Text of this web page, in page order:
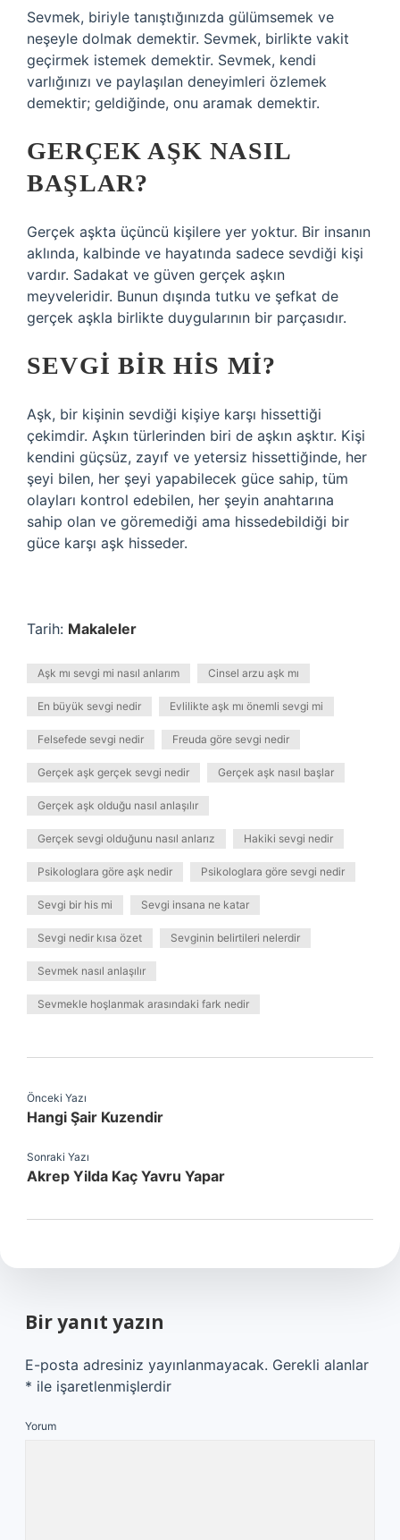
Sevmek, biriyle tanıştığınızda gülümsemek ve
neşeyle dolmak demektir. Sevmek, birlikte vakit
geçirmek istemek demektir. Sevmek, kendi
varlığınızı ve paylaşılan deneyimleri özlemek
demektir; geldiğinde, onu aramak demektir.
GERÇEK AŞK NASIL
BAŞLAR?
Gerçek aşkta üçüncü kişilere yer yoktur. Bir insanın
aklında, kalbinde ve hayatında sadece sevdiği kişi
vardır. Sadakat ve güven gerçek aşkın
meyveleridir. Bunun dışında tutku ve şefkat de
gerçek aşkla birlikte duygularının bir parçasıdır.
SEVGI BIR HIS MI?
Aşk, bir kişinin sevdiği kişiye karşı hissettiği
çekimdir. Aşkın türlerinden biri de aşkın aşktır. Kişi
kendini güçsüz, zayıf ve yetersiz hissettiğinde, her
şeyi bilen, her şeyi yapabilecek güce sahip, tüm
olayları kontrol edebilen, her şeyin anahtarına
sahip olan ve göremediği ama hissedebildiği bir
güce karşı aşk hisseder.
Tarih: Makaleler
Aşk mı sevgi mi nasıl anlarım Cinsel arzu aşk mı
En büyük sevgi nedir Evlilikte aşk mı önemli sevgi mi
Felsefede sevgi nedir Freuda göre sevgi nedir
Gerçek aşk gerçek sevgi nedir Gerçek aşk nasıl başlar
Gerçek aşk olduğu nasıl anlaşılır
Gerçek sevgi olduğunu nasıl anlarız Hakiki sevgi nedir
Psikologlara göre aşk nedir Psikologlara göre sevgi nedir
Sevgi bir his mi Sevgi insana ne katar
Sevgi nedir kısa özet Sevginin belirtileri nelerdir
Sevmek nasıl anlaşılır
Sevmekle hoşlanmak arasındaki fark nedir
Önceki Yazı
Hangi Şair Kuzendir
Sonraki Yazı
Akrep Yilda Kaç Yavru Yapar
Bir yanıt yazın
E-posta adresiniz yayınlanmayacak. Gerekli alanlar
* ile işaretlenmişlerdir
Yorum